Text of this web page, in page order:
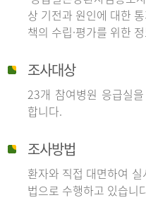
상 기전과 원인에 대한
책의 수립·평가를 위한
조사대상
23개 참여병원 응급실
합니다.
조사방법
환자와 직접 대면하여
법으로 수행하고 있습니